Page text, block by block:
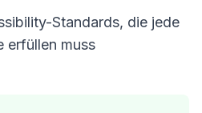
Standards, die jede
erfüllen muss